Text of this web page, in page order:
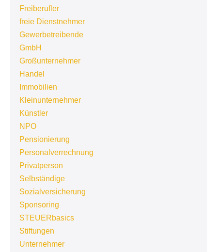
Freiberufler
freie Dienstnehmer
Gewerbetreibende
GmbH
Großunternehmer
Handel
Immobilien
Kleinunternehmer
Künstler
NPO
Pensionierung
Personalverrechnung
Privatperson
Selbständige
Sozialversicherung
Sponsoring
STEUERbasics
Stiftungen
Unternehmer